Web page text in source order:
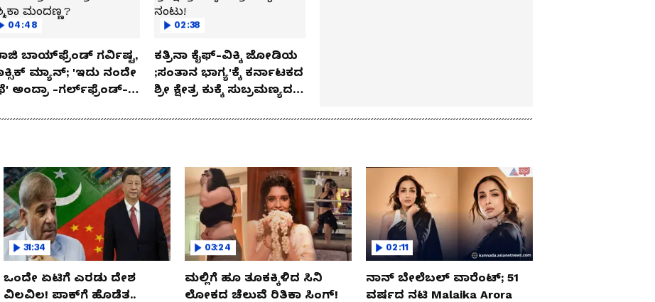
04:48
ಬಾಯ್‌ಫ್ರೆಂಡ್ ಗರ್ವಿಷ್ಟ,
ಮ್ಯಾನ್; 'ಇದು ನಂದೇ
ಅಂದ್ರಾ -ಗರ್ಲ್‌ಫ್ರೆಂಡ್-
02:38
ಕತ್ರಿನಾ ಕೈಫ್-ವಿಕ್ಕಿ ಜೋಡಿಯ
;ಸಂತಾನ ಭಾಗ್ಯ'ಕ್ಕೆ ಕರ್ನಾಟಕದ
ಶ್ರೀ ಕ್ಷೇತ್ರ ಕುಕ್ಕೆ ಸುಬ್ರಮಣ್ಯದ
31:34
ಒಂದೇ ಏಟಿಗೆ ಎರಡು ದೇಶ
ವಿಲವಿಲ! ಪಾಕ್​​ಗೆ ಹೊಡೆತ..
03:24
ಮಲ್ಲಿಗೆ ಹೂ ತೂಕಕ್ಕಿಳಿದ ಸಿನಿ
ಲೋಕದ ಚೆಲುವೆ ರಿತಿಕಾ ಸಿಂಗ್!‌
02:11
ನಾನ್ ಬೇಲೆಬಲ್ ವಾರೆಂಟ್; 51
ವರ್ಷದ ನಟಿ Malaika Arora